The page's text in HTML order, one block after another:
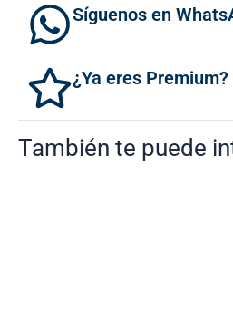
Síguenos en
¿Ya eres
También te puede